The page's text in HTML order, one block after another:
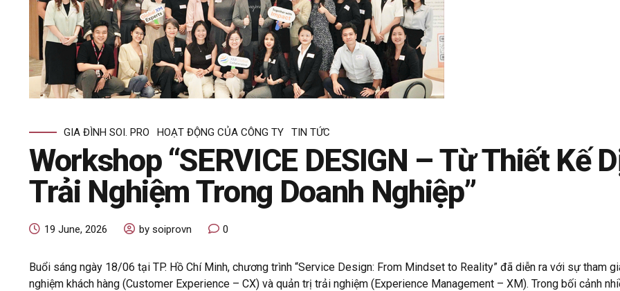
GIA ĐÌNH SOI. PRO HOẠT ĐỘNG CỦA CÔNG TY TIN TỨC
Workshop “SERVICE DESIGN – Từ Thiết Kế
Trải Nghiệm Trong Doanh Nghiệp”
19 June, 2026 by soiprovn 0
Buổi sáng ngày 18/06 tại TP. Hồ Chí Minh, chương trình “Service Design: From Mindset to Reality” đã diễn ra với sự tham
nghiệm khách hàng (Customer Experience – CX) và quản trị trải nghiệm (Experience Management – XM). Trong bối cảnh